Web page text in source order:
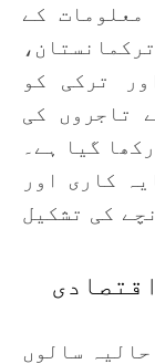
معلومات کے
ترکی کو
تاجروں کی
گیا ہے۔
کاری اور
کی تشکیل
سالوں